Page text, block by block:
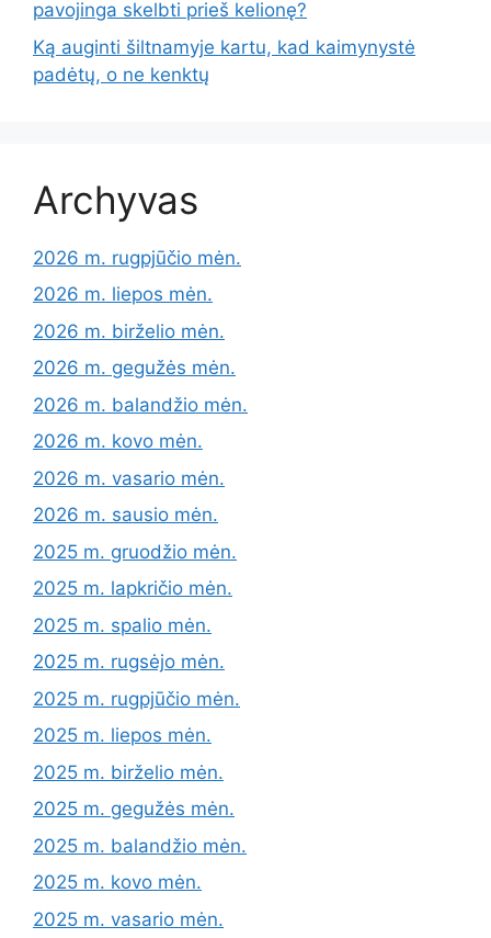
pavojinga skelbti prieš kelionę?
Ką auginti šiltnamyje kartu, kad kaimynystė
padėtų, o ne kenktų
Archyvas
2026 m. rugpjūčio mėn.
2026 m. liepos mėn.
2026 m. birželio mėn.
2026 m. gegužės mėn.
2026 m. balandžio mėn.
2026 m. kovo mėn.
2026 m. vasario mėn.
2026 m. sausio mėn.
2025 m. gruodžio mėn.
2025 m. lapkričio mėn.
2025 m. spalio mėn.
2025 m. rugsėjo mėn.
2025 m. rugpjūčio mėn.
2025 m. liepos mėn.
2025 m. birželio mėn.
2025 m. gegužės mėn.
2025 m. balandžio mėn.
2025 m. kovo mėn.
2025 m. vasario mėn.